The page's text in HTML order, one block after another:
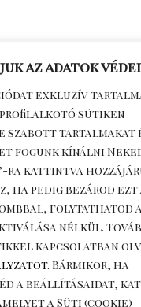
az adatok
exkluzív
profilalkotó sütiken
szabott tartalmakat
fogunk kínálni
ra kattintva
ha pedig bezárod ezt
folytathatod a
nélkül.
kapcsolatban
. Bármikor, ha
a beállításaidat,
a Süti (cookie)